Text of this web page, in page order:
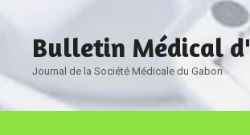
contenuBulletin Médical
Journal de la Société Médicale du Gabon